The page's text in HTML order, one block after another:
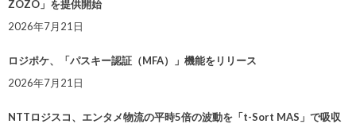
ZOZO」を提供開始
2026年7月21日
ロジポケ、「パスキー認証（MFA）」機能をリリース
2026年7月21日
NTTロジスコ、エンタメ物流の平時5倍の波動を「t-Sort MAS」で吸収